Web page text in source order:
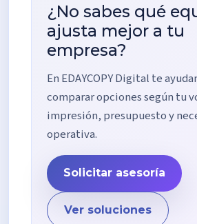
¿No sabes qué
ajusta mejor a tu
empresa?
En EDAYCOPY Digital te
comparar opciones según tu
impresión, presupuesto y
operativa.
Solicitar asesoría
Ver soluciones